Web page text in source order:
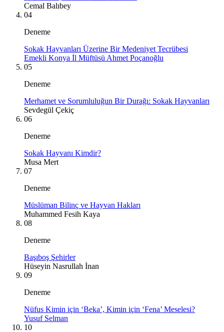
Cemal Balıbey
04
Deneme
Sokak Hayvanları Üzerine Bir Medeniyet Tecrübesi
Emekli Konya İl Müftüsü Ahmet Poçanoğlu
05
Deneme
Merhamet ve Sorumluluğun Bir Durağı: Sokak Hayvanları
Sevdegül Çekiç
06
Deneme
Sokak Hayvanı Kimdir?
Musa Mert
07
Deneme
Müslüman Bilinç ve Hayvan Hakları
Muhammed Fesih Kaya
08
Deneme
Başıboş Şehirler
Hüseyin Nasrullah İnan
09
Deneme
Nüfus Kimin için ‘Beka’, Kimin için ‘Fena’ Meselesi?
Yusuf Selman
10